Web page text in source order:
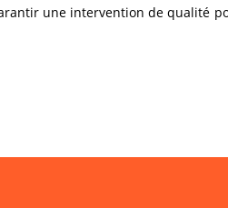
une intervention de qualité